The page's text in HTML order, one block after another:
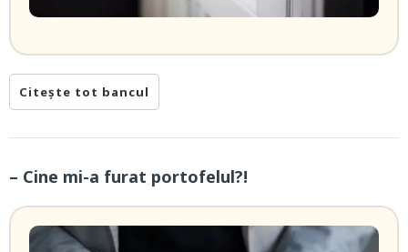
Citește tot bancul
– Cine mi-a furat portofelul?!